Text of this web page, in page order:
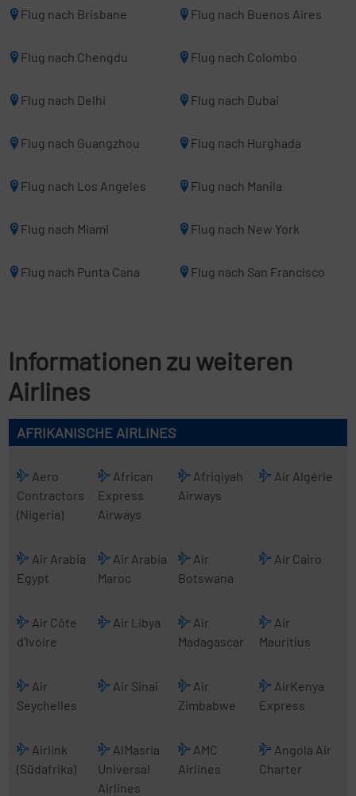
Flug nach Brisbane Flug nach Buenos Aires
Flug nach Chengdu Flug nach Colombo
Flug nach Delhi Flug nach Dubai
Flug nach Guangzhou Flug nach Hurghada
Flug nach Los Angeles Flug nach Manila
Flug nach Miami Flug nach New York
Flug nach Punta Cana Flug nach San Francisco
Informationen zu weiteren
Airlines
AFRIKANISCHE AIRLINES
Aero
Contractors
(Nigeria)
African
Express
Airways
Afriqiyah
Airways
Air Algérie
Air Arabia
Egypt
Air Arabia
Maroc
Air
Botswana
Air Cairo
Air Côte
d’Ivoire
Air Libya
Air
Madagascar
Air
Mauritius
Air
Seychelles
Air Sinai
Air
Zimbabwe
AirKenya
Express
Airlink
(Südafrika)
AlMasria
Universal
Airlines
AMC
Airlines
Angola Air
Charter